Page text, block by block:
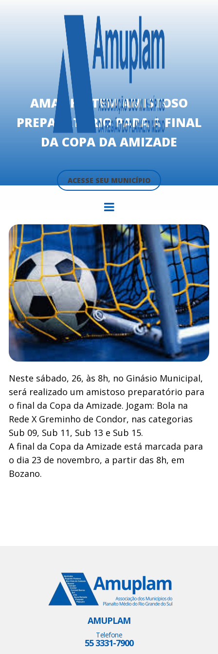
ACESSE SEU MUNICÍPIO
AMANHÃ TEM AMISTOSO
PREPARATÓRIO PARA A FINAL
DA COPA DA AMIZADE
Neste sábado, 26, às 8h, no Ginásio Municipal,
será realizado um amistoso preparatório para
o final da Copa da Amizade. Jogam: Bola na
Rede X Greminho de Condor, nas categorias
Sub 09, Sub 11, Sub 13 e Sub 15.
A final da Copa da Amizade está marcada para
o dia 23 de novembro, a partir das 8h, em
Bozano.
AMUPLAM
Telefone
55 3331-7900